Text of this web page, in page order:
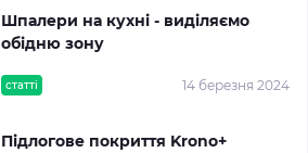
статті 14 березня 2024
Шпалери на кухні - виділяємо
обідню зону
Підлогове покриття Krono+